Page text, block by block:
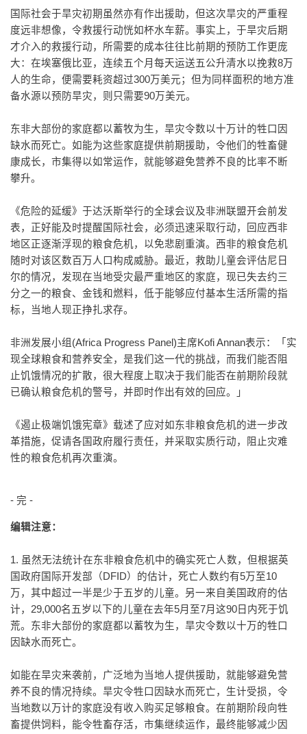
国际社会于旱灾初期虽然亦有作出援助，但这次旱灾的严重程
度远非想像，令救援行动恍如杯水车薪。事实上，于旱灾后期
才介入的救援行动，所需要的成本往往比前期的预防工作更庞
大：在埃塞俄比亚，连续五个月每天运送五公升清水以挽救8万
人的生命，便需要耗资超过300万美元；但为同样面积的地方准
备水源以预防旱灾，则只需要90万美元。
东非大部份的家庭都以蓄牧为生，旱灾令数以十万计的牲口因
缺水而死亡。如能为这些家庭提供前期援助，令他们的牲畜健
康成长，市集得以如常运作，就能够避免营养不良的比率不断
攀升。
《危险的延缓》于达沃斯举行的全球会议及非洲联盟开会前发
表，正好能及时提醒国际社会，必须迅速采取行动，回应西非
地区正逐渐浮现的粮食危机，以免悲剧重演。西非的粮食危机
随时对该区数百万人口构成威胁。最近，救助儿童会评估尼日
尔的情况，发现在当地受灾最严重地区的家庭，现已失去约三
分之一的粮食、金钱和燃料，低于能够应付基本生活所需的指
标，当地人现正挣扎求存。
非洲发展小组(Africa Progress Panel)主席Kofi Annan表示：「实
现全球粮食和营养安全，是我们这一代的挑战，而我们能否阻
止饥饿情况的扩散，很大程度上取决于我们能否在前期阶段就
已确认粮食危机的警号，并即时作出有效的回应。」
《遏止极端饥饿宪章》载述了应对如东非粮食危机的进一步改
革措施，促请各国政府履行责任，并采取实质行动，阻止灾难
性的粮食危机再次重演。
- 完 -
编辑注意：
1. 虽然无法统计在东非粮食危机中的确实死亡人数，但根据英
国政府国际开发部（DFID）的估计，死亡人数约有5万至10
万，其中超过一半是少于五岁的儿童。另一来自美国政府的估
计，29,000名五岁以下的儿童在去年5月至7月这90日内死于饥
荒。东非大部份的家庭都以蓄牧为生，旱灾令数以十万的牲口
因缺水而死亡。
如能在旱灾来袭前，广泛地为当地人提供援助，就能够避免营
养不良的情况持续。旱灾令牲口因缺水而死亡，生计受损，令
当地数以万计的家庭没有收入购买足够粮食。在前期阶段向牲
畜提供饲料，能令牲畜存活，市集继续运作，最终能够减少因